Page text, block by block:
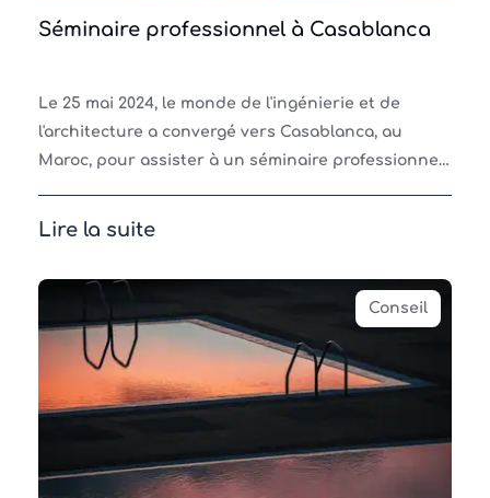
Séminaire professionnel à Casablanca
Le 25 mai 2024, le monde de l'ingénierie et de
l'architecture a convergé vers Casablanca, au
Maroc, pour assister à un séminaire professionnel
Lire la suite
Conseil